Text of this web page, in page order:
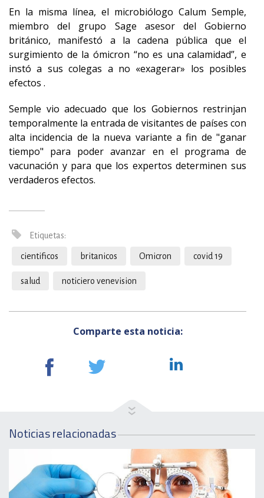
En la misma línea, el microbiólogo Calum Semple,
miembro del grupo Sage asesor del Gobierno
británico, manifestó a la cadena pública que el
surgimiento de la ómicron “no es una calamidad”, e
instó a sus colegas a no «exagerar» los posibles
efectos .
Semple vio adecuado que los Gobiernos restrinjan
temporalmente la entrada de visitantes de países con
alta incidencia de la nueva variante a fin de "ganar
tiempo" para poder avanzar en el programa de
vacunación y para que los expertos determinen sus
verdaderos efectos.
Etiquetas:
cientificos britanicos Omicron covid 19
salud noticiero venevision
Comparte esta noticia:
Noticias relacionadas